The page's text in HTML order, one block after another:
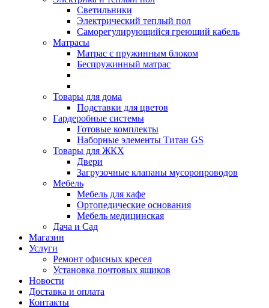
Светильники
Электрический теплый пол
Саморегулирующийся греющий кабель
Матрасы
Матрас с пружинным блоком
Беспружинный матрас
Товары для дома
Подставки для цветов
Гардеробные системы
Готовые комплекты
Наборные элементы Титан GS
Товары для ЖКХ
Двери
Загрузочные клапаны мусоропроводов
Мебель
Мебель для кафе
Ортопедические основания
Мебель медицинская
Дача и Сад
Магазин
Услуги
Ремонт офисных кресел
Установка почтовых ящиков
Новости
Доставка и оплата
Контакты